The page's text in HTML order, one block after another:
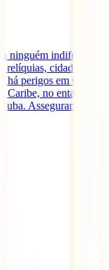
ninguém indiferente
relíquias, cidades
há perigos em Cuba?
Caribe, no entanto
Asseguramos-te